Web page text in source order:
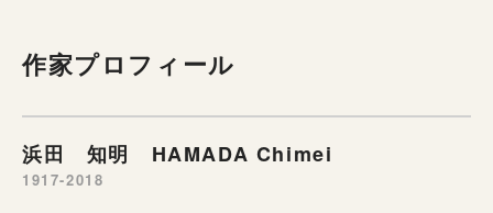
作家プロフィール
浜田 知明 HAMADA Chimei
1917-2018